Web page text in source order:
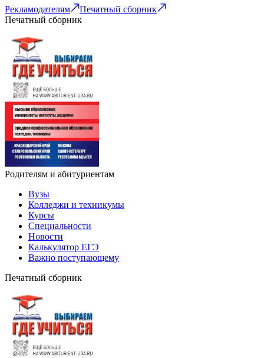
Рекламодателям
Печатный сборник
Печатный сборник
Родителям и абитуриентам
Вузы
Колледжи и техникумы
Курсы
Специальности
Новости
Калькулятор ЕГЭ
Важно поступающему
Печатный сборник